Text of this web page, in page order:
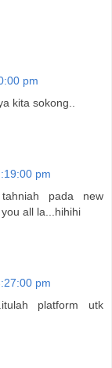
pm
kita sokong..
pm
pada new
all la...hihihi
pm
platform utk